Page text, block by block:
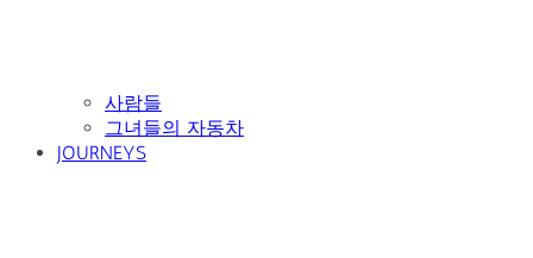
사람들
그녀들의 자동차
JOURNEYS